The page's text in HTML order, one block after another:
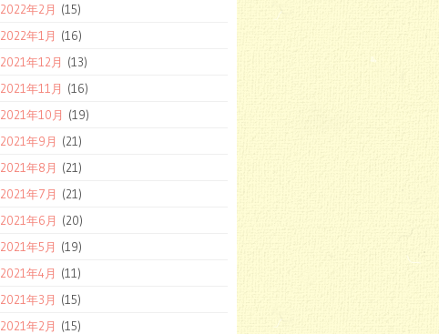
2022年2月 (15)
2022年1月 (16)
2021年12月 (13)
2021年11月 (16)
2021年10月 (19)
2021年9月 (21)
2021年8月 (21)
2021年7月 (21)
2021年6月 (20)
2021年5月 (19)
2021年4月 (11)
2021年3月 (15)
2021年2月 (15)